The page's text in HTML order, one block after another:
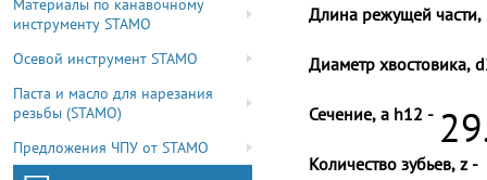
Материалы по канавочному
инструменту STAMO
Осевой инструмент STAMO
Паста и масло для нарезания
резьбы (STAMO)
Предложения ЧПУ от STAMO
Длина режущей части,
Диаметр хвостовика,
Сечение, a h12 -
Количество зубьев, z -